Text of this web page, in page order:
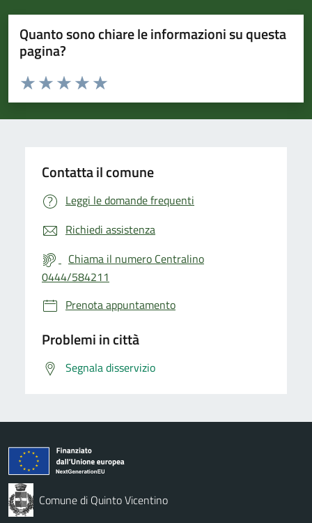
Quanto sono chiare le informazioni su questa
pagina?
Valuta da 1 a 5 stelle la pagina
Valuta 5 stelle su 5
Valuta 4 stelle su 5
Valuta 3 stelle su 5
Valuta 2 stelle su 5
Valuta 1 stelle su 5
Contatta il comune
Leggi le domande frequenti
Richiedi assistenza
Chiama il numero Centralino
0444/584211
Prenota appuntamento
Problemi in città
Segnala disservizio
Comune di Quinto Vicentino